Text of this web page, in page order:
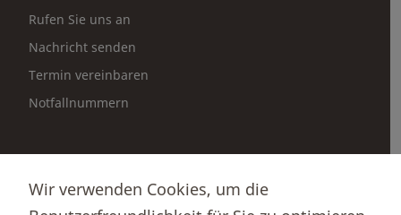
Rufen Sie uns an
Nachricht senden
Termin vereinbaren
Notfallnummern
Wir verwenden Cookies, um die